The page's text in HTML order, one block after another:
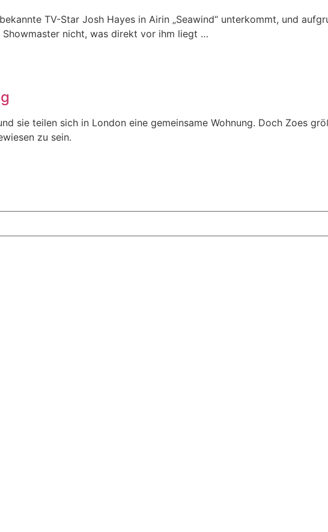
TV-Star Josh Hayes in Airin „Seawind“ unterkommt, und
Showmaster nicht, was direkt vor ihm liegt …
sie teilen sich in London eine gemeinsame Wohnung. Doch Zoes
zu sein.